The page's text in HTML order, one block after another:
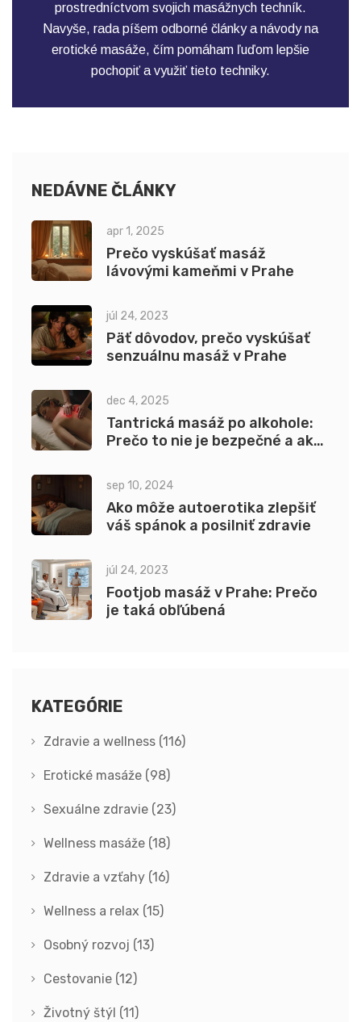
prostredníctvom svojich masážnych techník.
Navyše, rada píšem odborné články a návody na
erotické masáže, čím pomáham ľuďom lepšie
pochopiť a využiť tieto techniky.
NEDÁVNE ČLÁNKY
apr 1, 2025
Prečo vyskúšať masáž
lávovými kameňmi v Prahe
júl 24, 2023
Päť dôvodov, prečo vyskúšať
senzuálnu masáž v Prahe
dec 4, 2025
Tantrická masáž po alkohole:
Prečo to nie je bezpečné a aké
sep 10, 2024
Ako môže autoerotika zlepšiť
váš spánok a posilniť zdravie
júl 24, 2023
Footjob masáž v Prahe: Prečo
je taká obľúbená
KATEGÓRIE
Zdravie a wellness (116)
Erotické masáže (98)
Sexuálne zdravie (23)
Wellness masáže (18)
Zdravie a vzťahy (16)
Wellness a relax (15)
Osobný rozvoj (13)
Cestovanie (12)
Životný štýl (11)